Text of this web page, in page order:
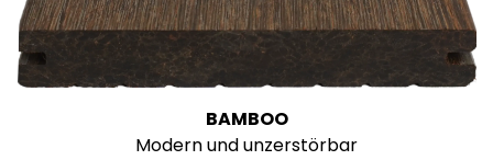
BAMBOO
Modern und unzerstörbar